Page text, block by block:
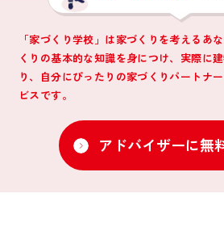
「家づくり学校」は家づくりを考えるあ
くりの基本的な知識を身につけ、 実際に
り、自分にぴったりの家づくりパートナ
ビスです。
アドバイザーに無